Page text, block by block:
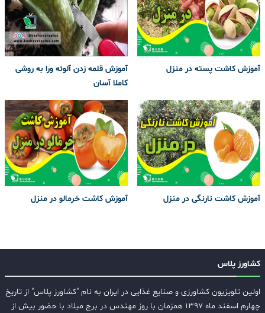
آموزش کاشت پسته در منزل
آموزش قلمه زدن آلوئه ورا به روشی
کاملا آسان
آموزش کاشت نارنگی در منزل آموزش کاشت خرمالو در منزل
کشاورز پلاس
اولین تلویزیون کشاورزی و صنایع غذایی در ایران به نام "کشاورز پلاس" از تاریخ
چهارم اسفند ماه ۱۳۹۷ همزمان با روز مهندس در برج میلاد با حضور بیش از